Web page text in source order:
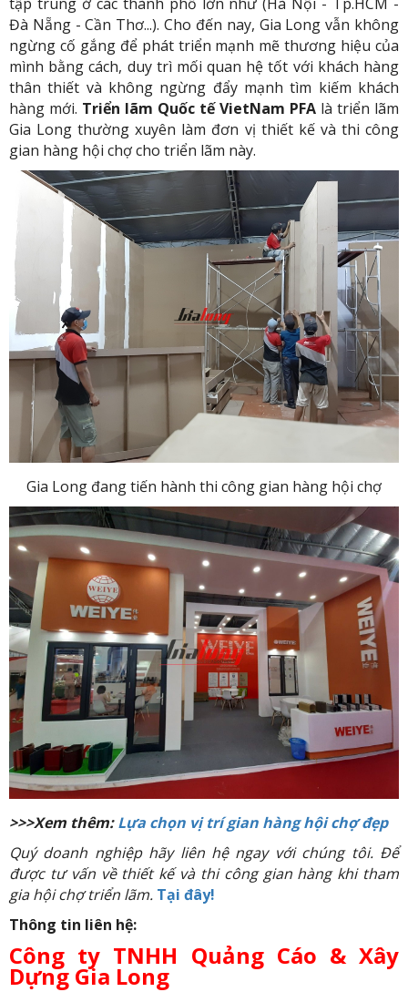
Đà Nẵng - Cần Thơ...). Cho đến nay, Gia Long vẫn không
ngừng cố gắng để phát triển mạnh mẽ thương hiệu của
mình bằng cách, duy trì mối quan hệ tốt với khách hàng
thân thiết và không ngừng đẩy mạnh tìm kiếm khách
hàng mới. Triển lãm Quốc tế VietNam PFA là triển lãm
Gia Long thường xuyên làm đơn vị thiết kế và thi công
gian hàng hội chợ cho triển lãm này.
Gia Long đang tiến hành thi công gian hàng hội chợ
>>>Xem thêm:Lựa chọn vị trí gian hàng hội chợ đẹp
Quý doanh nghiệp hãy liên hệ ngay với chúng tôi. Để
được tư vấn về thiết kế và thi công gian hàng khi tham
gia hội chợ triển lãm. Tại đây!
Thông tin liên hệ:
Công ty TNHH Quảng Cáo & Xây
Dựng Gia Long